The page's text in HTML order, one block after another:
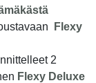
Flexy
2
Flexy Deluxe